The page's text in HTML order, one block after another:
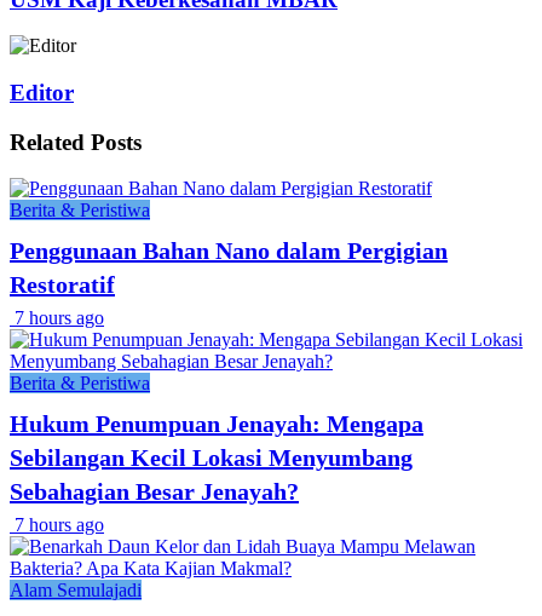
Editor
Related Posts
Berita & Peristiwa
Penggunaan Bahan Nano dalam Pergigian
Restoratif
7 hours ago
Berita & Peristiwa
Hukum Penumpuan Jenayah: Mengapa
Sebilangan Kecil Lokasi Menyumbang
Sebahagian Besar Jenayah?
7 hours ago
Alam Semulajadi